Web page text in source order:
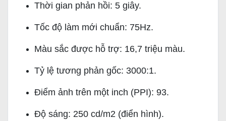
Thời gian phản hồi: 5 giây.
Tốc độ làm mới chuẩn: 75Hz.
Màu sắc được hỗ trợ: 16,7 triệu màu.
Tỷ lệ tương phản gốc: 3000:1.
Điểm ảnh trên một inch (PPI): 93.
Độ sáng: 250 cd/m2 (điển hình).